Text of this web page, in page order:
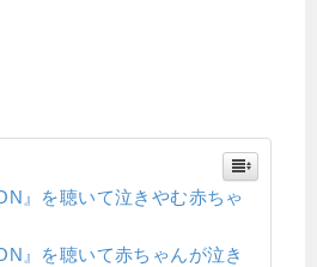
』を聴いて泣きやむ赤ちゃ
』を聴いて赤ちゃんが泣き